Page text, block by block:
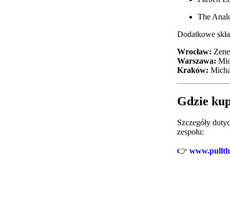
The
Dodatkowe
Wrocław:
Warszawa:
Kraków:
Gdzie
Szczegóły
zespołu:
👉